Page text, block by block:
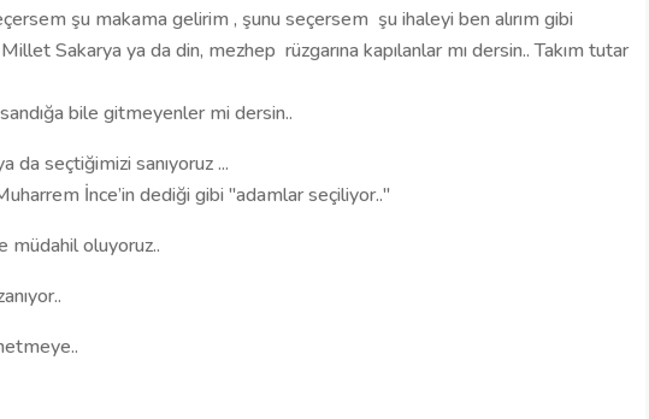
şu makama gelirim , şunu seçersem şu ihaleyi ben alırım gibi
Sakarya ya da din, mezhep rüzgarına kapılanlar mı dersin.. Takım tutar
bile gitmeyenler mi dersin..
da seçtiğimizi sanıyoruz ...
İnce’in dediği gibi "adamlar seçiliyor.."
müdahil oluyoruz..